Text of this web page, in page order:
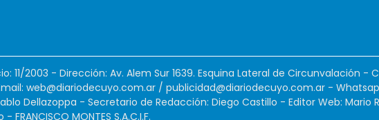
11/2003 - Dirección: Av. Alem Sur 1639. Esquina Lateral de Circunvalación -
web@diariodecuyo.com.ar / publicidad@diariodecuyo.com.ar -
Dellazoppa - Secretario de Redacción: Diego Castillo - Editor Web: Mario
MONTES S.A.C.I.F.